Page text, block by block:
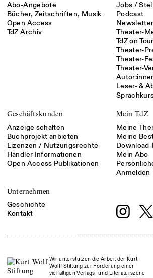
Abo-Angebote
Bücher, Zeitschriften, Musik
Open Access
TdZ Archiv
Jobs /
Podcast
Newsletter
Theater-
TdZ on Tour
Theater-
Theater-
Theater-
Leser- &
Geschäftskunden
Anzeige schalten
Buchprojekt anbieten
Lizenzen / Nutzungsrechte
Händler Informationen
Open Access Publikationen
Mein TdZ
Meine
Meine
Mein Abo
Anmelden
Unternehmen
Geschichte
Kontakt
Wir unterstützen die Arbeit der Kurt
Wolff Stiftung zur Förderung einer
vielfältigen Verlags- und Literaturszene